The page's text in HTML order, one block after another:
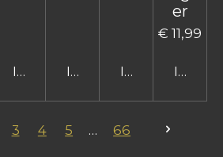
In winkelwagenIn winkelwagen
In
er
€ 11,99
In
3 4 5 66